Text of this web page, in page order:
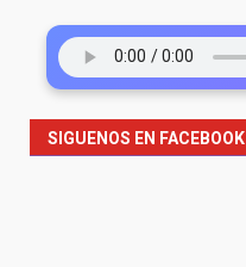
SIGUENOS EN FACEBOOK